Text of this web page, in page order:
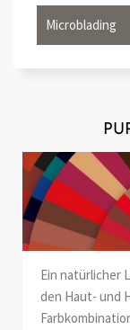
Microblading
Ein natürlicher
den Haut- und